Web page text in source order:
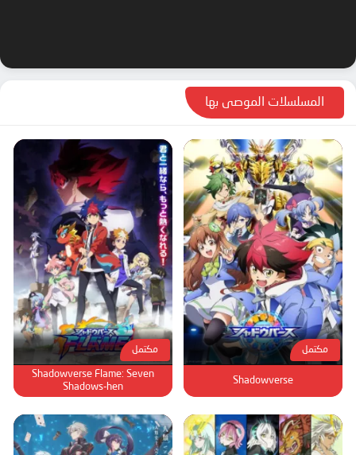
المسلسلات الموصى بها
مكتمل
Shadowverse
مكتمل
Shadowverse Flame: Seven
Shadows-hen